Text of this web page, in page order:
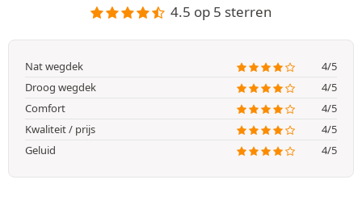
4.5 op 5 sterren
Nat wegdek
4/5
Droog wegdek
4/5
Comfort
4/5
Kwaliteit / prijs
4/5
Geluid
4/5